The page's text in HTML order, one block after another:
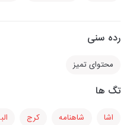
رده سنی
محتوای تمیز
تگ ها
اشا شاهنامه کرج